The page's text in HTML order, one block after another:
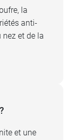
chez la
cas de
(risque
avis
comme :
la
anti-
et de la
et une